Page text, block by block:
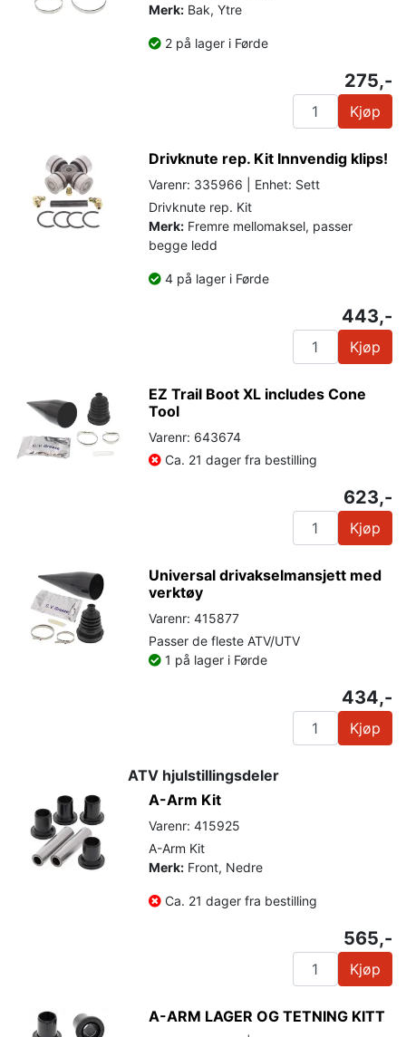
Merk: Bak, Ytre
2 på lager i Førde
275,-
Kjøp
Drivknute rep. Kit Innvendig klips!
Varenr: 335966 | Enhet: Sett
Drivknute rep. Kit
Merk: Fremre mellomaksel, passer
begge ledd
4 på lager i Førde
443,-
Kjøp
EZ Trail Boot XL includes Cone
Tool
Varenr: 643674
Ca. 21 dager fra bestilling
623,-
Kjøp
Universal drivakselmansjett med
verktøy
Varenr: 415877
Passer de fleste ATV/UTV
1 på lager i Førde
434,-
Kjøp
ATV hjulstillingsdeler
A-Arm Kit
Varenr: 415925
A-Arm Kit
Merk: Front, Nedre
Ca. 21 dager fra bestilling
565,-
Kjøp
A-ARM LAGER OG TETNING KITT